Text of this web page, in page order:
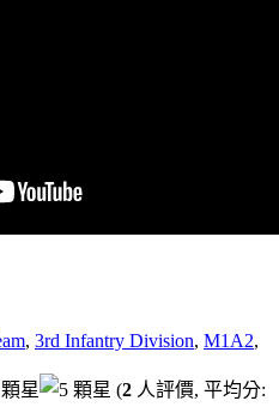
, 3rd Infantry Division, M1A2,
(2 人評價, 平均分: